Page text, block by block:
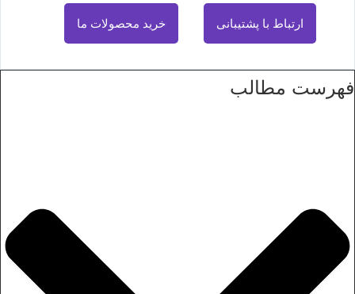
ارتباط با پشتیبانی خرید محصولات ما
فهرست مطالب